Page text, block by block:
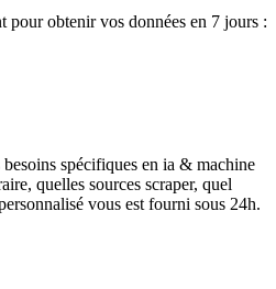
pour obtenir vos données en 7 jours :
spécifiques en ia & machine
quelles sources scraper, quel
vous est fourni sous 24h.